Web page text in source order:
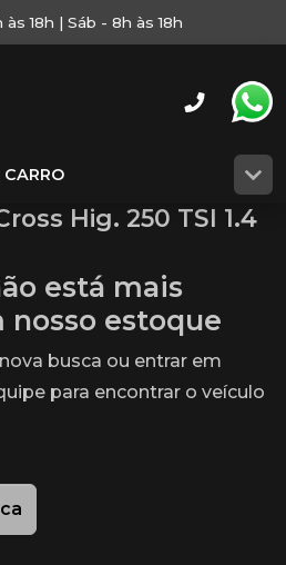
18h | Sáb - 8h às 18h
CARRO
Hig. 250 TSI 1.4
está mais
estoque
busca ou entrar em
para encontrar o veículo